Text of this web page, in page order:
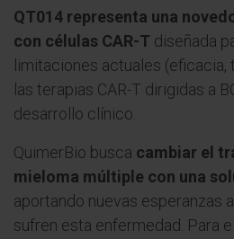
QT014 representa una
con células CAR-T diseñada
limitaciones actuales
las terapias CAR-T dirigidas a
desarrollo clínico.
QuimerBio busca cambiar el
mieloma múltiple con una
aportando nuevas esperanzas
sufren esta enfermedad. Para